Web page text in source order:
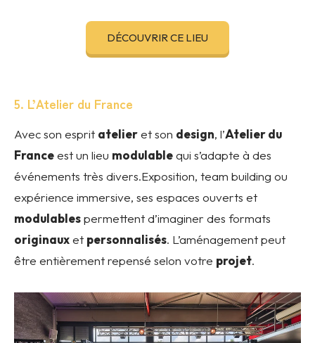
DÉCOUVRIR CE LIEU
5. L’Atelier du France
Avec son esprit atelieret son design, l’Atelier du
Franceest un lieu modulablequi s’adapte à des
événements très divers.Exposition, team building ou
expérience immersive, ses espaces ouverts et
modulablespermettent d’imaginer des formats
originauxet personnalisés. L’aménagement peut
être entièrement repensé selon votre projet.